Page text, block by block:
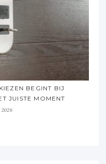
BEGINT BIJ
JUISTE MOMENT